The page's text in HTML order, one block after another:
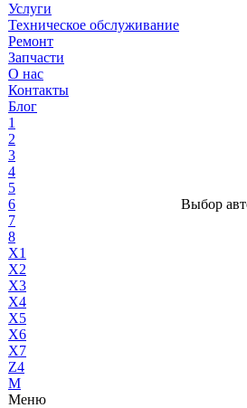
Услуги
Техническое обслуживание
Ремонт
Запчасти
О нас
Контакты
Блог
1
2
3
4
5
6
7
8
X1
X2
X3
X4
X5
X6
X7
Z4
М
Меню
Выбор